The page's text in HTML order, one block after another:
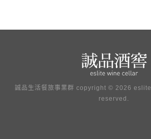
誠品生活餐旅事業群 copyright © 2026
reserved.